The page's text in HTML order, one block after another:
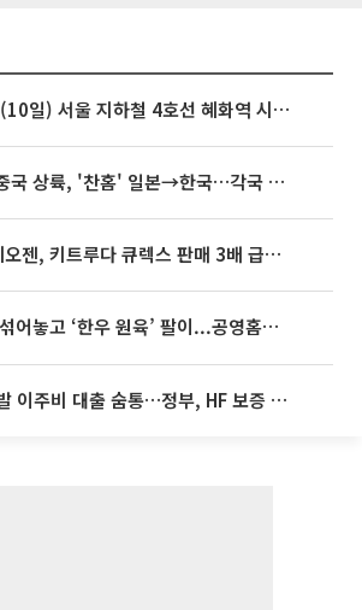
전장연, 오늘(10일) 서울 지하철 4호선 혜화역 시위…1호선 용산역 무정차
태풍 '돌핀' 중국 상륙, '찬홈' 일본→한국…각국 기상청 예상 경로는?
대신證 “알테오젠, 키트루다 큐렉스 판매 3배 급증…목표가 41만원 상향”
놓고 ‘한우 원육’ 팔이...공영홈쇼핑 표기·검증 구멍
재건축·재개발 이주비 대출 숨통…정부, HF 보증 신설 추진